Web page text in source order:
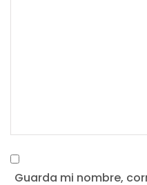
Guarda mi nombre,